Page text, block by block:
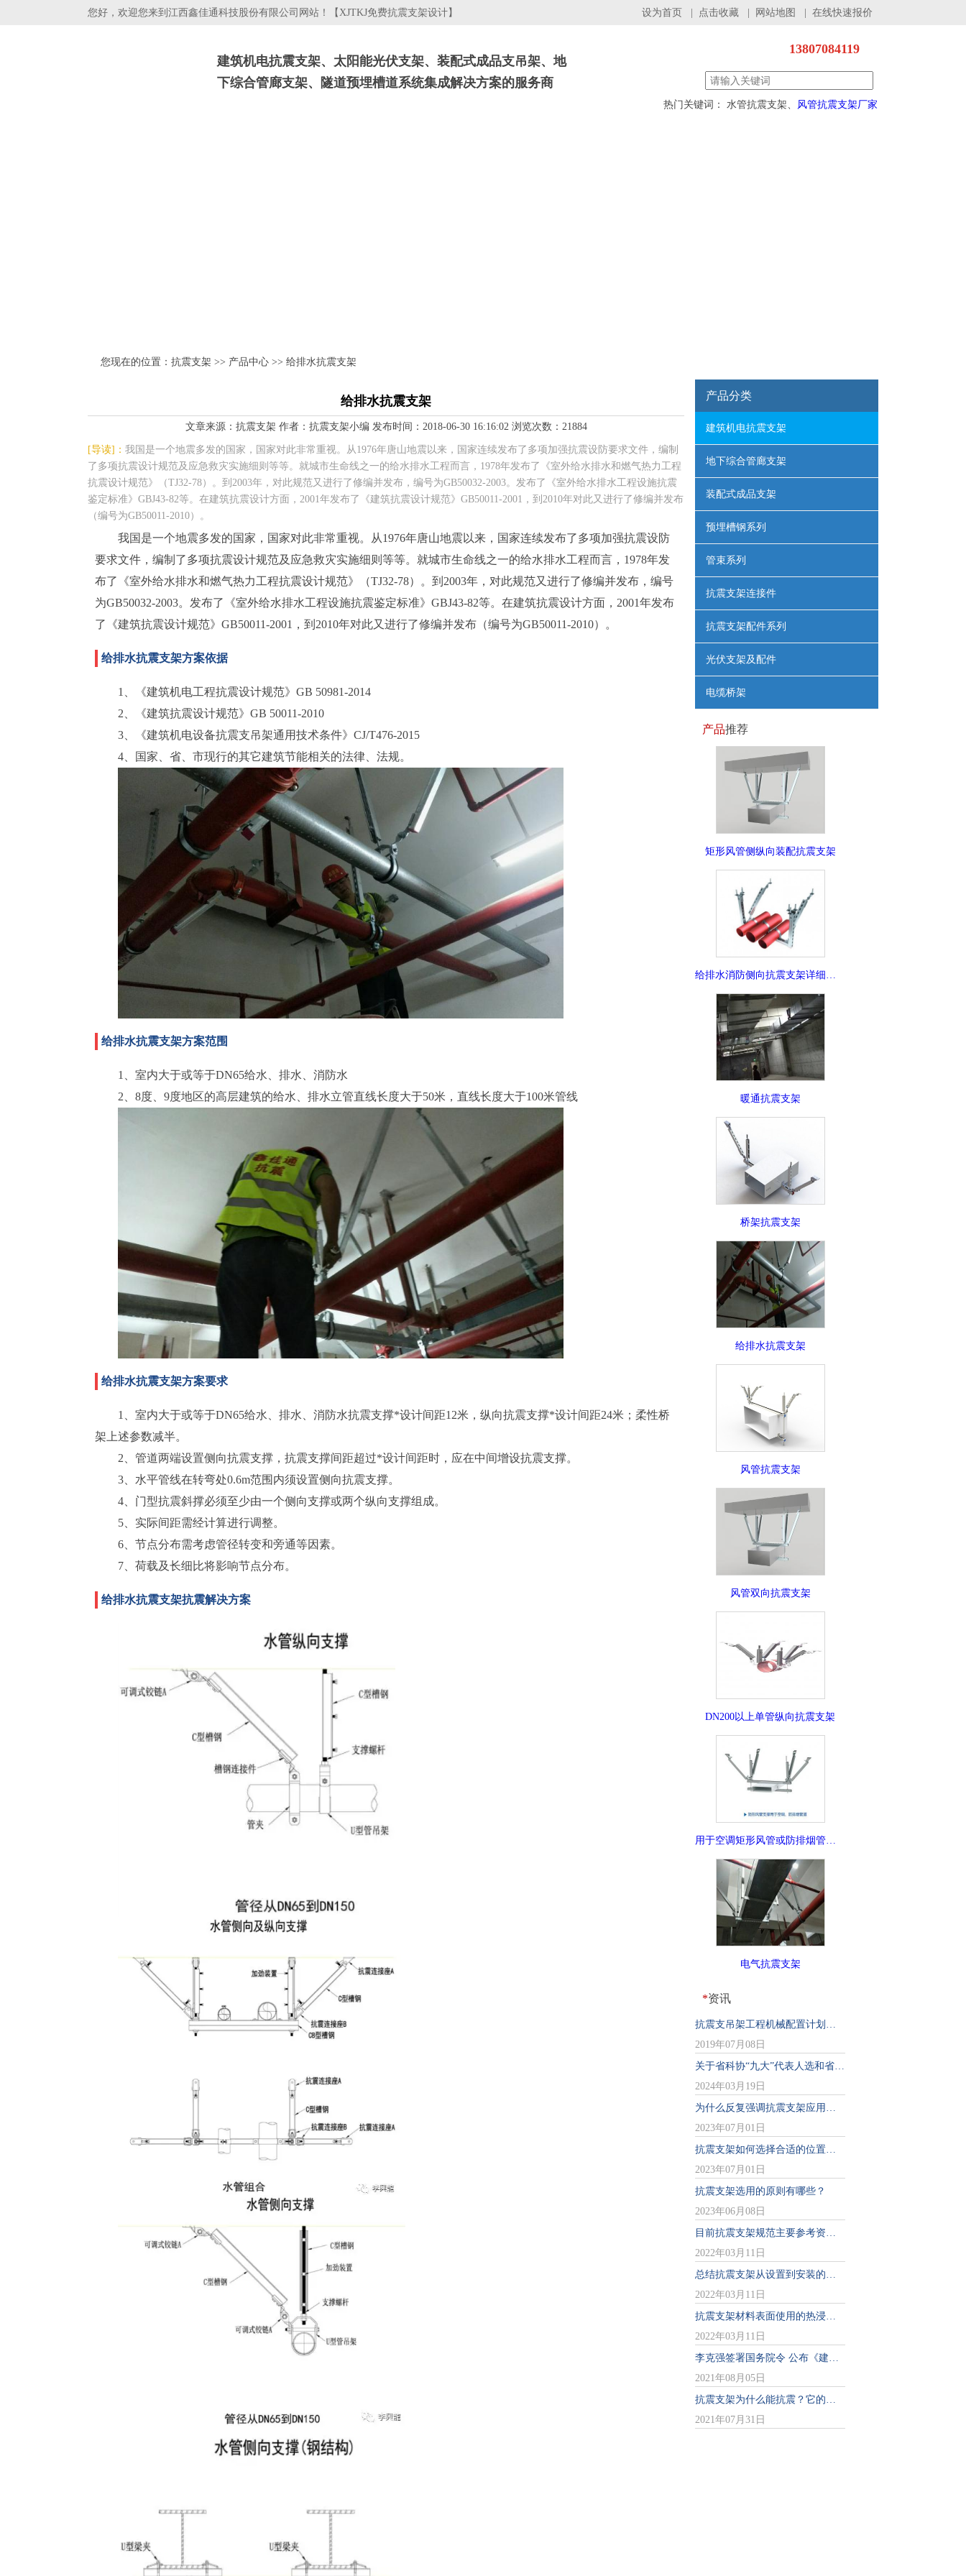
您好，欢迎您来到江西鑫佳通科技股份有限公司网站！【XJTKJ免费抗震支架设计】 设为首页 点击收藏 网站地图 在线快速报价
建筑机电抗震支架、太阳能光伏支架、装配式成品支吊架、地
下综合管廊支架、隧道预埋槽道系统集成解决方案的服务商
13807084119
热门关键词： 水管抗震支架、 风管抗震支架厂家
您现在的位置： 抗震支架 >> 产品中心>> 给排水抗震支架
给排水抗震支架
文章来源：抗震支架 作者：抗震支架小编 发布时间：2018-06-30 16:16:02 浏览次数：21884
[导读]： 我国是一个地震多发的国家，国家对此非常重视。从1976年唐山地震以来，国家连续发布了多项加强抗震设防要求文件，编制
了多项抗震设计规范及应急救灾实施细则等等。就城市生命线之一的给水排水工程而言，1978年发布了《室外给水排水和燃气热力工程
抗震设计规范》（TJ32-78）。到2003年，对此规范又进行了修编并发布，编号为GB50032-2003。发布了《室外给水排水工程设施抗震
鉴定标准》GBJ43-82等。在建筑抗震设计方面，2001年发布了《建筑抗震设计规范》GB50011-2001，到2010年对此又进行了修编并发布
（编号为GB50011-2010）。
我国是一个地震多发的国家，国家对此非常重视。从1976年唐山地震以来，国家连续发布了多项加强抗震设防
要求文件，编制了多项抗震设计规范及应急救灾实施细则等等。就城市生命线之一的给水排水工程而言，1978年发
布了《室外给水排水和燃气热力工程抗震设计规范》（TJ32-78）。到2003年，对此规范又进行了修编并发布，编号
为GB50032-2003。发布了《室外给水排水工程设施抗震鉴定标准》GBJ43-82等。在建筑抗震设计方面，2001年发布
了《建筑抗震设计规范》GB50011-2001，到2010年对此又进行了修编并发布（编号为GB50011-2010）。
给排水抗震支架方案依据
1、《建筑机电工程抗震设计规范》GB 50981-2014
2、《建筑抗震设计规范》GB 50011-2010
3、《建筑机电设备抗震支吊架通用技术条件》CJ/T476-2015
4、国家、省、市现行的其它建筑节能相关的法律、法规。
给排水抗震支架方案范围
1、室内大于或等于DN65给水、排水、消防水
2、8度、9度地区的高层建筑的给水、排水立管直线长度大于50米，直线长度大于100米管线
给排水抗震支架方案要求
1、室内大于或等于DN65给水、排水、消防水抗震支撑*设计间距12米，纵向抗震支撑*设计间距24米；柔性桥
架上述参数减半。
2、管道两端设置侧向抗震支撑，抗震支撑间距超过*设计间距时，应在中间增设抗震支撑。
3、水平管线在转弯处0.6m范围内须设置侧向抗震支撑。
4、门型抗震斜撑必须至少由一个侧向支撑或两个纵向支撑组成。
5、实际间距需经计算进行调整。
6、节点分布需考虑管径转变和旁通等因素。
7、荷载及长细比将影响节点分布。
给排水抗震支架抗震解决方案
产品分类
建筑机电抗震支架
地下综合管廊支架
装配式成品支架
预埋槽钢系列
管束系列
抗震支架连接件
抗震支架配件系列
光伏支架及配件
电缆桥架
产品推荐
矩形风管侧纵向装配抗震支架
给排水消防侧向抗震支架详细介绍
暖通抗震支架
桥架抗震支架
给排水抗震支架
风管抗震支架
风管双向抗震支架
DN200以上单管纵向抗震支架
用于空调矩形风管或防排烟管道抗震支架
电气抗震支架
*资讯
抗震支吊架工程机械配置计划表一般有那些？
2019年07月08日
关于省科协“九大”代表人选和省科协第九届委员会委员候选人的公示
2024年03月19日
为什么反复强调抗震支架应用于工程中的作用？
2023年07月01日
抗震支架如何选择合适的位置安装
2023年07月01日
抗震支架选用的原则有哪些？
2023年06月08日
目前抗震支架规范主要参考资料有哪些？
2022年03月11日
总结​​​抗震支架从设置到安装的知识点
2022年03月11日
抗震支架材料表面使用的热浸锌和热镀锌，你分清楚了吗？
2022年03月11日
李克强签署国务院令 公布《建设工程抗震管理条例》
2021年08月05日
抗震支架为什么能抗震？它的原理是什么？
2021年07月31日